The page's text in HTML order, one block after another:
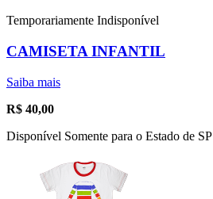
Temporariamente Indisponível
CAMISETA INFANTIL
Saiba mais
R$ 40,00
Disponível Somente para o Estado de SP